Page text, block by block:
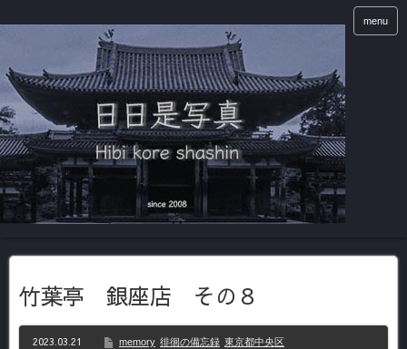
menu
竹葉亭 銀座店 その８
2023.03.21 memory 徘徊の備忘録 東京都中央区